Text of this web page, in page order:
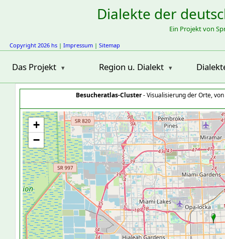
Dialekte der
Ein Projekt von
Copyright 2026 hs | Impressum | Sitemap
Das Projekt Region u. Dialekt
Besucheratlas-Cluster- Visualisierung der Orte,
+
−